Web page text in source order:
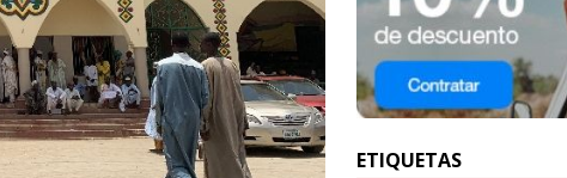
ETIQUETAS